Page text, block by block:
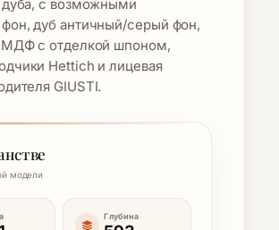
с возможными
дуб античный/серый фон,
МДФ с отделкой шпоном,
Hettich и лицевая
GIUSTI.
модели
Глубина